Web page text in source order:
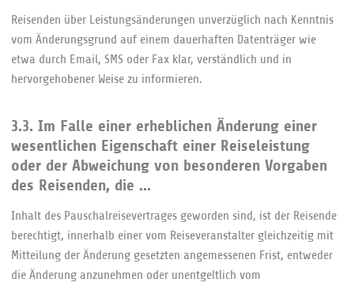
Reisenden über Leistungsänderungen unverzüglich nach Kenntnis
vom Änderungsgrund auf einem dauerhaften Datenträger wie
etwa durch Email, SMS oder Fax klar, verständlich und in
hervorgehobener Weise zu informieren.
3.3. Im Falle einer erheblichen Änderung einer
wesentlichen Eigenschaft einer Reiseleistung
oder der Abweichung von besonderen Vorgaben
des Reisenden, die ...
Inhalt des Pauschalreisevertrages geworden sind, ist der Reisende
berechtigt, innerhalb einer vom Reiseveranstalter gleichzeitig mit
Mitteilung der Änderung gesetzten angemessenen Frist, entweder
die Änderung anzunehmen oder unentgeltlich vom